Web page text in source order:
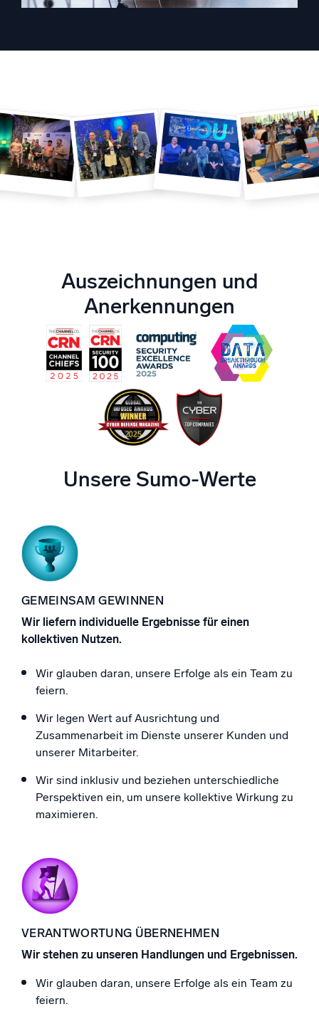
Erkennen und beheben mit umfassender Transparenz
Leistungsstarke Integrationen
Zertifizierungen
Auszeichnungen und
Anerkennungen
Unsere Sumo-Werte
GEMEINSAM GEWINNEN
Wir liefern individuelle Ergebnisse für einen
kollektiven Nutzen.
Wir glauben daran, unsere Erfolge als ein Team zu
feiern.
Wir legen Wert auf Ausrichtung und
Zusammenarbeit im Dienste unserer Kunden und
unserer Mitarbeiter.
Wir sind inklusiv und beziehen unterschiedliche
Perspektiven ein, um unsere kollektive Wirkung zu
maximieren.
VERANTWORTUNG ÜBERNEHMEN
Wir stehen zu unseren Handlungen und Ergebnissen.
Wir glauben daran, unsere Erfolge als ein Team zu
feiern.